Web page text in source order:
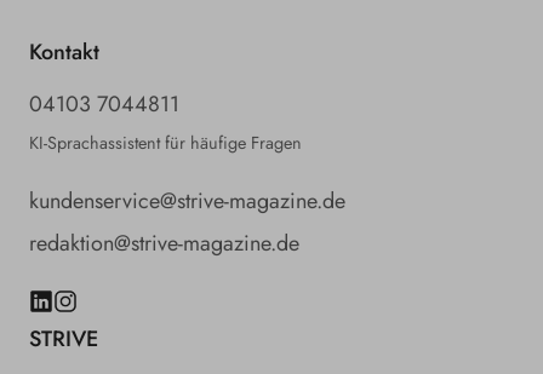
Kontakt
04103 7044811
KI-Sprachassistent für häufige Fragen
kundenservice@strive-magazine.de
redaktion@strive-magazine.de
LinkedIn
Instagram
STRIVE